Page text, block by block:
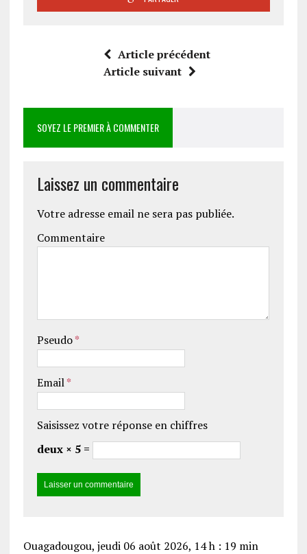
Article précédent
Article suivant
SOYEZ LE PREMIER À COMMENTER
Laissez un commentaire
Votre adresse email ne sera pas publiée.
Commentaire
Pseudo*
Email*
Saisissez votre réponse en chiffres
deux × 5 =
Ouagadougou, jeudi 06 août 2026, 14 h : 19 min